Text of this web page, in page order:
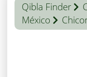
Qibla Finder
México